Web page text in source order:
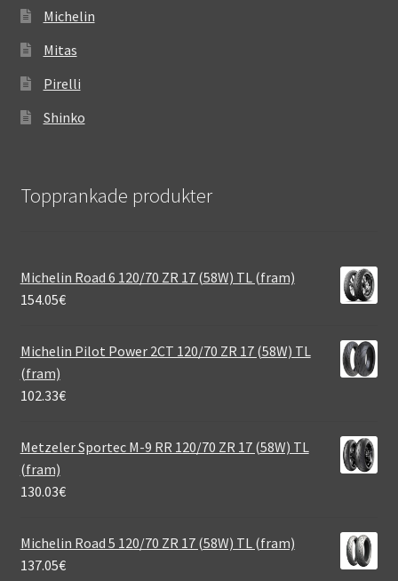
Michelin
Mitas
Pirelli
Shinko
Topprankade produkter
Michelin Road 6 120/70 ZR 17 (58W) TL (fram)
154.05€
Michelin Pilot Power 2CT 120/70 ZR 17 (58W) TL
(fram)
102.33€
Metzeler Sportec M-9 RR 120/70 ZR 17 (58W) TL
(fram)
130.03€
Michelin Road 5 120/70 ZR 17 (58W) TL (fram)
137.05€